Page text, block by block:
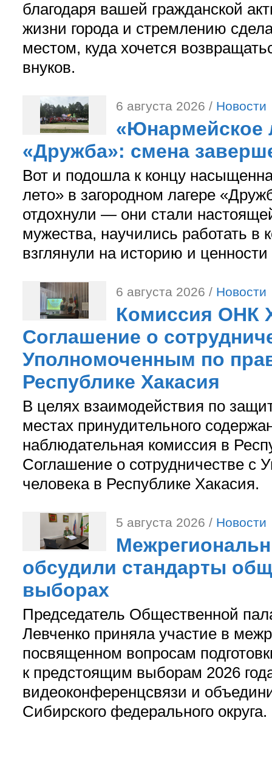
благодаря вашей гражданской
жизни города и стремлению
местом, куда хочется
внуков.
6 августа 2026 / Новости
«Юнармейское
«Дружба»: смена
Вот и подошла к концу
лето» в загородном лагере
отдохнули — они стали
мужества, научились работать в
взглянули на историю и
6 августа 2026 / Новости
Комиссия ОНК
Соглашение о
Уполномоченным по
Республике Хакасия
В целях взаимодействия по
местах принудительного
наблюдательная комиссия в
Соглашение о сотрудничестве с
человека в Республике Хакасия.
5 августа 2026 / Новости
обсудили стандарты
выборах
Председатель Общественной
Левченко приняла участие в
посвященном вопросам
к предстоящим выборам 2026
видеоконференцсвязи и
Сибирского федерального округа.